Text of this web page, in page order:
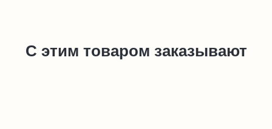
С этим товаром заказывают